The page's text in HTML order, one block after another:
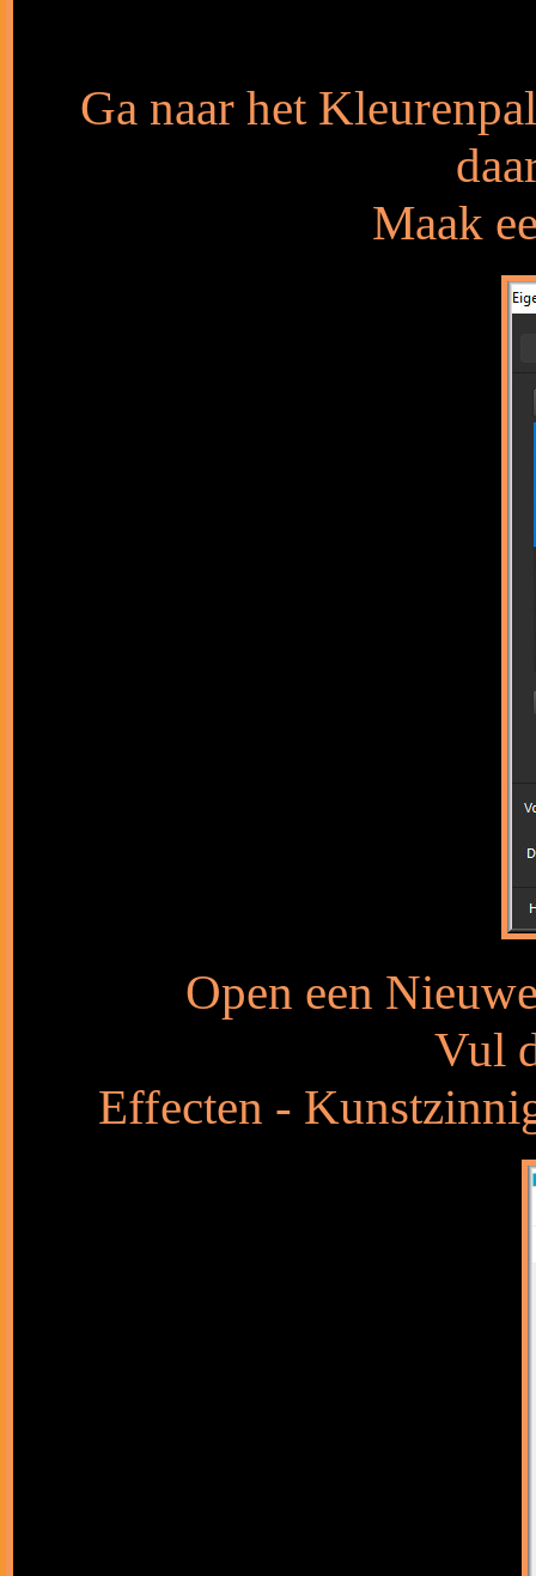
Ga naar het
Maak
Open een
Vul
Effecten -